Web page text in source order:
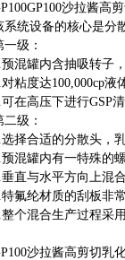
沙拉酱高
系统设备的核心是分
一级：
预混罐内含抽吸转子
对粘度达100,000cp液
可在高压下进行GSP
二级：
选择合适的分散头，
预混罐内有一特殊的
垂直与水平方向上混
特氟纶材质的刮板非
整个混合生产过程采
沙拉酱高剪切乳